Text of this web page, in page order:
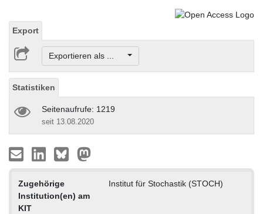
Export
Exportieren als ...
Statistiken
Seitenaufrufe: 1219
seit 13.08.2020
Zugehörige
Institution(en) am
KIT
Institut für Stochastik (STOCH)